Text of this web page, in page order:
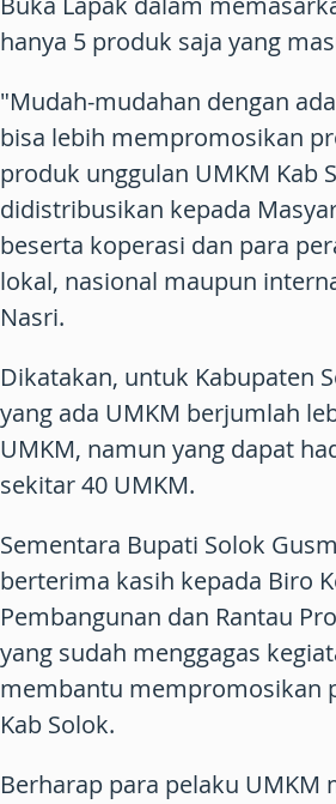
hanya 5 produk saja yang
"Mudah-mudahan dengan
bisa lebih mempromosikan
produk unggulan UMKM Kab
didistribusikan kepada
beserta koperasi dan para
lokal, nasional maupun
Nasri.
Dikatakan, untuk Kabupaten
yang ada UMKM berjumlah
UMKM, namun yang dapat
sekitar 40 UMKM.
Sementara Bupati Solok
berterima kasih kepada Biro
Pembangunan dan Rantau
yang sudah menggagas
membantu mempromosikan
Kab Solok.
Berharap para pelaku UMKM